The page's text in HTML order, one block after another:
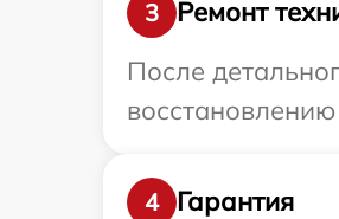
3
Ремонт
После
4
Гарантия